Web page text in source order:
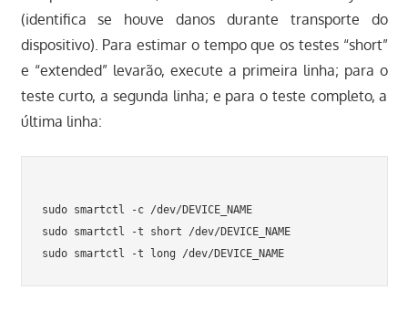
(identifica se houve danos durante transporte do
dispositivo). Para estimar o tempo que os testes “short”
e “extended” levarão, execute a primeira linha; para o
teste curto, a segunda linha; e para o teste completo, a
última linha:
sudo smartctl -c /dev/DEVICE_NAME
sudo smartctl -t short /dev/DEVICE_NAME